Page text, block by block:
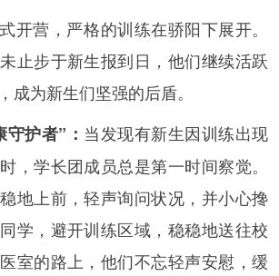
开营，严格的训练在骄阳下展开。
止步于新生报到日，他们继续活跃
成为新生们坚强的后盾。
护者”： 当发现有新生因训练出现
，学长团成员总是第一时间察觉。
地上前，轻声询问状况，并小心搀
学，避开训练区域，稳稳地送往校
室的路上，他们不忘轻声安慰，缓